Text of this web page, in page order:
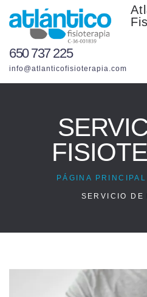
650 737 225
info@atlanticofisioterapia.com
PÁGINA PRINCIPAL
SERVICIO DE